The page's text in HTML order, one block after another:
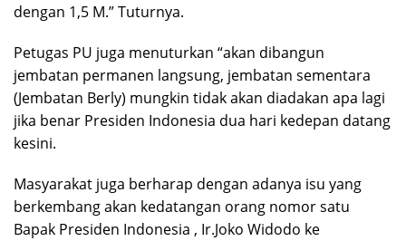
dengan 1,5 M.” Tuturnya.
Petugas PU juga menuturkan “akan dibangun
jembatan permanen langsung, jembatan sementara
(Jembatan Berly) mungkin tidak akan diadakan apa lagi
jika benar Presiden Indonesia dua hari kedepan datang
kesini.
Masyarakat juga berharap dengan adanya isu yang
berkembang akan kedatangan orang nomor satu
Bapak Presiden Indonesia , Ir.Joko Widodo ke